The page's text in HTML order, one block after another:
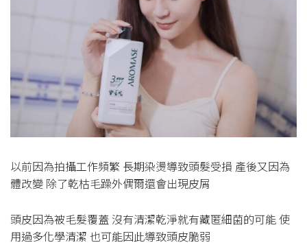
以前因為拍攝工作頻繁 長期染燙導致頭髮受損 產後又因為
體改變 除了乾枯毛躁外偶爾還會出現皮屑
頭皮因為被毛髮覆蓋 沒有清潔乾淨就有藏匿細菌的可能 使
用過多化學清潔 也可能因此導致頭皮脆弱